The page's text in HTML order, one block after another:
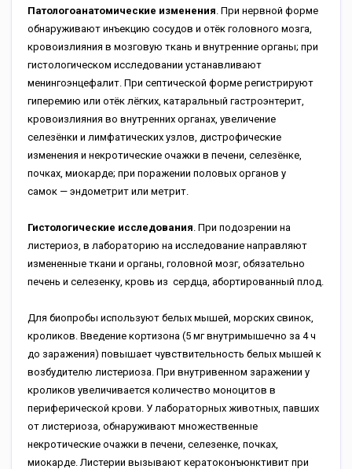
Патологоанатомические изменения. При нервной форме
обнаруживают инъекцию сосудов и отёк головного мозга,
кровоизлияния в мозговую ткань и внутренние органы; при
гистологическом исследовании устанавливают
менингоэнцефалит. При септической форме регистрируют
гиперемию или отёк лёгких, катаральный гастроэнтерит,
кровоизлияния во внутренних органах, увеличение
селезёнки и лимфатических узлов, дистрофические
изменения и некротические очажки в печени, селезёнке,
почках, миокарде; при поражении половых органов у
самок — эндометрит или метрит.
Гистологические исследования. При подозрении на
листериоз, в лабораторию на исследование направляют
измененные ткани и органы, головной мозг, обязательно
печень и селезенку, кровь из сердца, абортированный плод.
Для биопробы используют белых мышей, морских свинок,
кроликов. Введение кортизона (5 мг внутримышечно за 4 ч
до заражения) повышает чувствительность белых мышей к
возбудителю листериоза. При внутривенном заражении у
кроликов увеличивается количество моноцитов в
периферической крови. У лабораторных животных, павших
от листериоза, обнаруживают множественные
некротические очажки в печени, селезенке, почках,
миокарде. Листерии вызывают кератоконъюнктивит при